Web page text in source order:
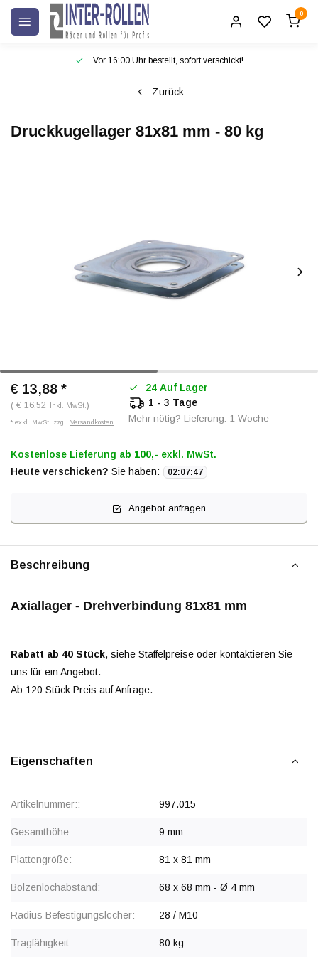
0
Vor 16:00 Uhr bestellt, sofort verschickt!
Zurück
Druckkugellager 81x81 mm - 80 kg
€ 13,88 *
( € 16,52 Inkl. MwSt. )
* exkl. MwSt. zzgl. Versandkosten
24 Auf Lager
1 - 3 Tage
Mehr nötig? Lieferung: 1 Woche
Kostenlose Lieferung ab 100,- exkl. MwSt.
Heute verschicken? Sie haben: 02:07:47
Angebot anfragen
Beschreibung
Axiallager - Drehverbindung 81x81 mm
Rabatt ab 40 Stück, siehe Staffelpreise oder kontaktieren Sie
uns für ein Angebot.
Ab 120 Stück Preis auf Anfrage.
Eigenschaften
Artikelnummer:: 997.015
Gesamthöhe: 9 mm
Plattengröße: 81 x 81 mm
Bolzenlochabstand: 68 x 68 mm - Ø 4 mm
Radius Befestigungslöcher: 28 / M10
Tragfähigkeit: 80 kg